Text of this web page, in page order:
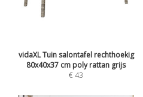
vidaXL Tuin salontafel rechthoekig
80x40x37 cm poly rattan grijs
€43